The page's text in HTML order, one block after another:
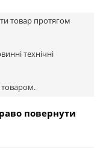
товар протягом
технічні
повернути